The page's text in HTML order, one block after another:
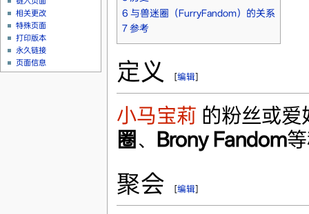
6 与兽迷圈（FurryFandom）的关系
7 参考
定义 [编辑]
小马宝莉 的粉丝或爱
圈 、 Brony Fandom
聚会 [编辑]
相关更改
特殊页面
打印版本
永久链接
页面信息